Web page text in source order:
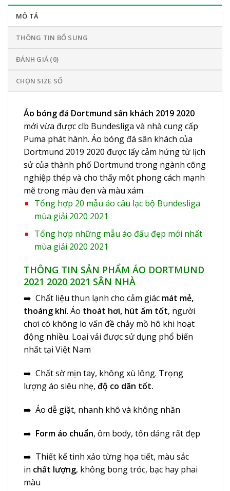
MÔ TẢ
THÔNG TIN BỔ SUNG
ĐÁNH GIÁ (0)
CHỌN SIZE SỐ
Áo bóng đá Dortmund sân khách 2019 2020
mới vừa được clb Bundesliga và nhà cung cấp
Puma phát hành. Áo bóng đá sân khách của
Dortmund 2019 2020 được lấy cảm hứng từ lịch
sử của thành phố Dortmund trong ngành công
nghiệp thép và cho thấy một phong cách mạnh
mẽ trong màu đen và màu xám.
Tổng hợp 20 mẫu áo câu lạc bộ Bundesliga
mùa giải 2020 2021
Tổng hợp những mẫu áo đấu đẹp mới nhất
mùa giải 2020 2021
THÔNG TIN SẢN PHẨM ÁO DORTMUND
2021 2020 2021 SÂN NHÀ
➡️ Chất liệu thun lạnh cho cảm giác mát mẻ,
thoáng khí. Áo thoát hơi, hút ẩm tốt, người
chơi có không lo vấn đề chảy mồ hô khi hoạt
động nhiều. Loại vải được sử dụng phổ biến
nhất tại Việt Nam
➡️ Chất sờ mịn tay, không xù lông. Trọng
lượng áo siêu nhẹ, độ co dãn tốt.
➡️ Áo dễ giặt, nhanh khô và không nhăn
➡️ Form áo chuẩn, ôm body, tốn dáng rất đẹp
➡️ Thiết kế tinh xảo từng họa tiết, màu sắc
in chất lượng, không bong tróc, bạc hay phai
màu